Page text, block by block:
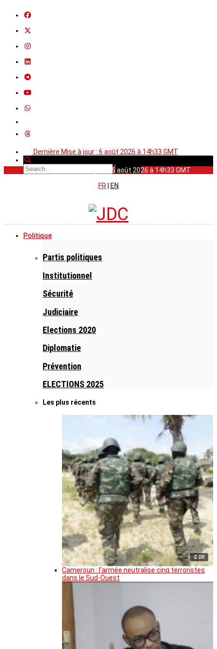
Dernière Mise à jour : 6 août 2026 à 14h33 GMT
Dernière Mise à jour : 6 août 2026 à 14h33 GMT
FR
EN
Politique
Partis politiques
Institutionnel
Sécurité
Judiciaire
Elections 2020
Diplomatie
Prévention
ELECTIONS 2025
Les plus récents
© DR
Cameroun : l’armée neutralise cinq terroristes
dans le Sud-Ouest